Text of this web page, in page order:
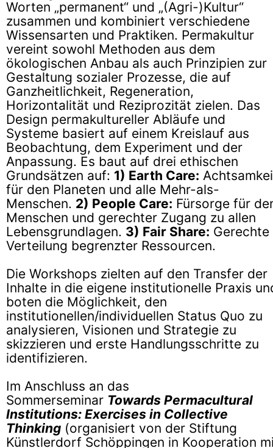
Worten „permanent“ und „(Agri-)Kultur“
zusammen und kombiniert verschiedene
Wissensarten und Praktiken. Permakultur
vereint sowohl Methoden aus dem
ökologischen Anbau als auch Prinzipien zur
Gestaltung sozialer Prozesse, die auf
Ganzheitlichkeit, Regeneration,
Horizontalität und Reziprozität zielen. Das
Design permakultureller Abläufe und
Systeme basiert auf einem Kreislauf aus
Beobachtung, dem Experiment und der
Anpassung. Es baut auf drei ethischen
Grundsätzen auf: 1) Earth Care:
für den Planeten und alle Mehr-als-
Menschen. 2) People Care: Fürsorge für
Menschen und gerechter Zugang zu allen
Lebensgrundlagen. 3) Fair Share: Gerechte
Verteilung begrenzter Ressourcen.
Die Workshops zielten auf den Transfer der
Inhalte in die eigene institutionelle Praxis
boten die Möglichkeit, den
institutionellen/individuellen Status Quo zu
analysieren, Visionen und Strategie zu
skizzieren und erste Handlungsschritte zu
identifizieren.
Im Anschluss an das
Sommerseminar Towards Permacultural
Institutions: Exercises in Collective
Thinking (organisiert von der Stiftung
Künstlerdorf Schöppingen in Kooperation